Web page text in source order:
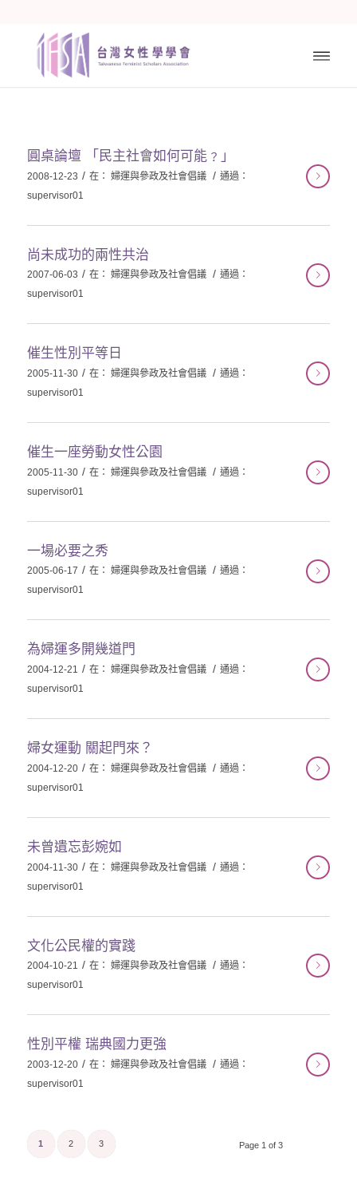
圓桌論壇 「民主社會如何可能﹖」
2008-12-23 / 在： 婦運與參政及社會倡議 / 通過：
supervisor01
尚未成功的兩性共治
2007-06-03 / 在： 婦運與參政及社會倡議 / 通過：
supervisor01
催生性別平等日
2005-11-30 / 在： 婦運與參政及社會倡議 / 通過：
supervisor01
催生一座勞動女性公園
2005-11-30 / 在： 婦運與參政及社會倡議 / 通過：
supervisor01
一場必要之秀
2005-06-17 / 在： 婦運與參政及社會倡議 / 通過：
supervisor01
為婦運多開幾道門
2004-12-21 / 在： 婦運與參政及社會倡議 / 通過：
supervisor01
婦女運動 關起門來？
2004-12-20 / 在： 婦運與參政及社會倡議 / 通過：
supervisor01
未曾遺忘彭婉如
2004-11-30 / 在： 婦運與參政及社會倡議 / 通過：
supervisor01
文化公民權的實踐
2004-10-21 / 在： 婦運與參政及社會倡議 / 通過：
supervisor01
性別平權 瑞典國力更強
2003-12-20 / 在： 婦運與參政及社會倡議 / 通過：
supervisor01
Page 1 of 3
1 2 3